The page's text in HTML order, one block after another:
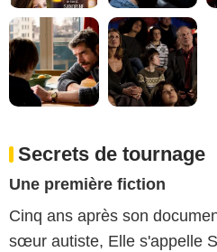
Secrets de tournage
Une première fiction
Cinq ans après son
sœur autiste, Elle s'appelle